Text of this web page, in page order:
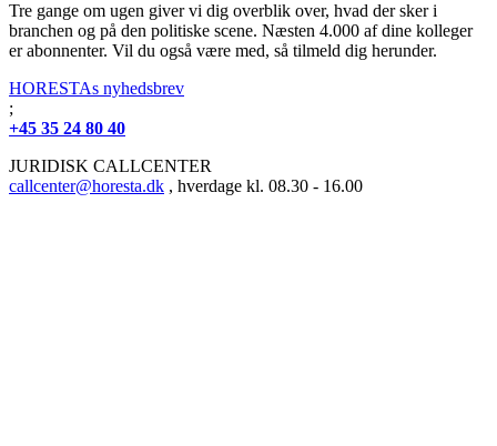
Tre gange om ugen giver vi dig overblik over, hvad der sker i
branchen og på den politiske scene. Næsten 4.000 af dine kolleger
er abonnenter. Vil du også være med, så tilmeld dig herunder.
HORESTAs nyhedsbrev
;
+45 35 24 80 40
JURIDISK CALLCENTER
callcenter@horesta.dk , hverdage kl. 08.30 - 16.00